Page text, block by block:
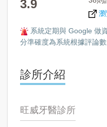
3.9
系統定期與 Google 做
分準確度為系統根據評論
診所介紹
旺威牙醫診所